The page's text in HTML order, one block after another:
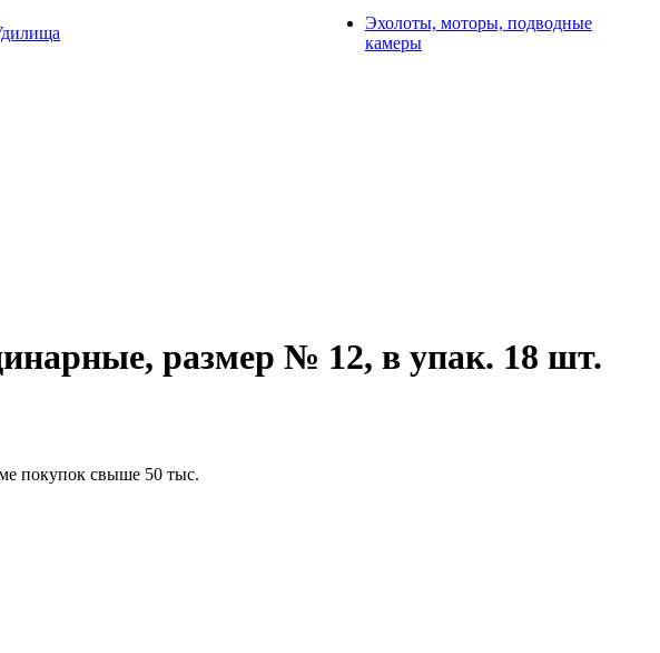
Эхолоты, моторы, подводные
камеры
размер № 12, в упак. 18 шт.
покупок свыше 50 тыс.